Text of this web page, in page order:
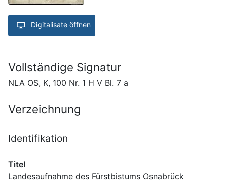
Digitalisate öffnen
Vollständige Signatur
NLA OS, K, 100 Nr. 1 H V Bl. 7 a
Verzeichnung
Identifikation
Titel
Landesaufnahme des Fürstbistums Osnabrück